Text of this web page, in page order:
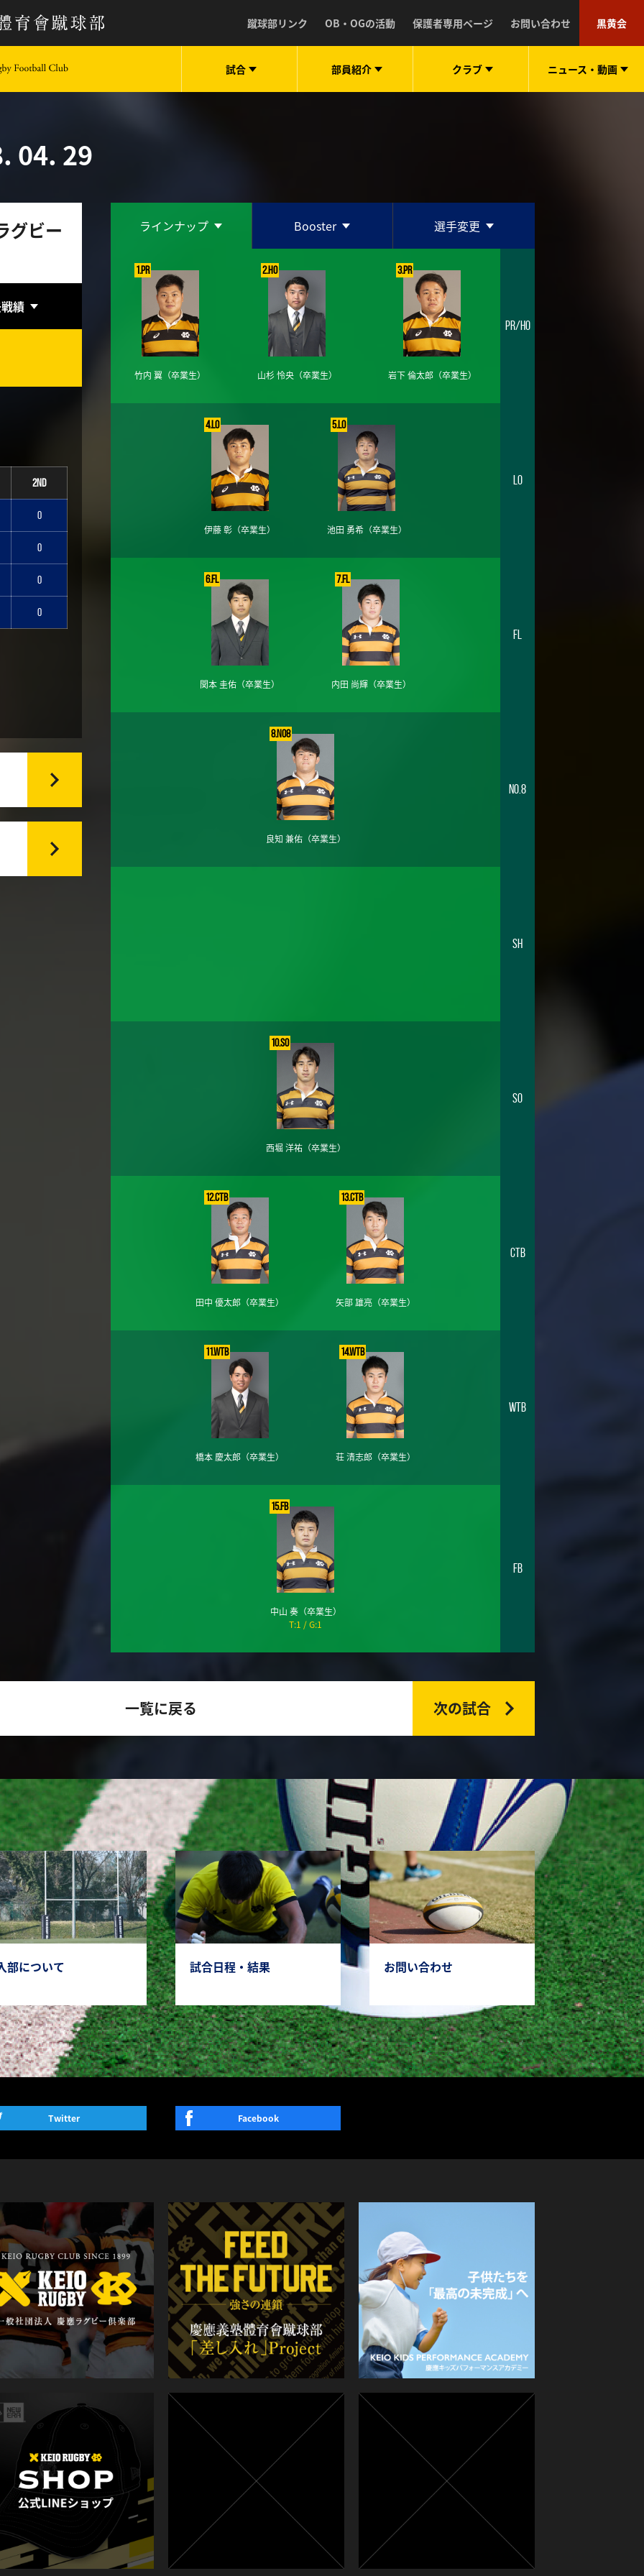
蹴球部リンク OB・OGの活動 保護者専用ページ お問い合わせ 黒黄会
試合 部員紹介 クラブ ニュース・ 動画
04. 29
グビー
績
2nd
0
0
0
0
ラインナップ Booster 選手変更
1.PR
竹内 翼 （卒業生）
2.HO
山杉 怜央（卒業生）
3.PR
岩下 倫太郎（卒業生）
PR/HO
4.LO
伊藤 彰 （卒業生）
5.LO
池田 勇希（卒業生）
LO
6.FL
関本 圭佑 （卒業生）
7.FL
内田 尚輝（卒業生）
FL
8.No8
良知 兼佑（卒業生）
No.8
SH
10.SO
西堀 洋祐（卒業生）
SO
12.CTB
田中 優太郎 （卒業生）
13.CTB
矢部 雄亮（卒業生）
CTB
11.WTB
橋本 慶太郎 （卒業生）
14.WTB
荘 清志郎（卒業生）
WTB
15.FB
中山 奏（卒業生）
T:1
G:1
FB
一覧に戻る 次の試合
部について 試合日程・結果 お問い合わせ
Twitter Facebook